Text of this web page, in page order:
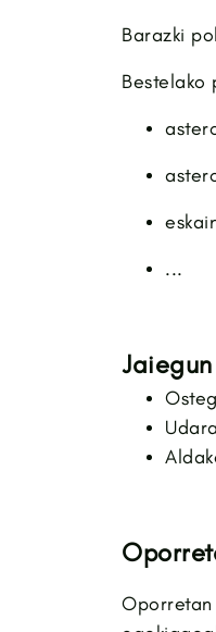
Barazki
Bestelako
...